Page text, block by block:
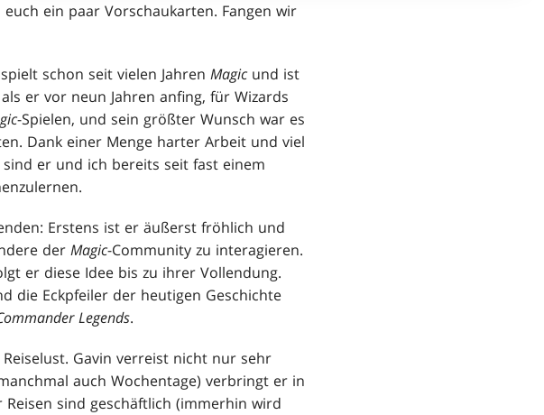
ein paar Vorschaukarten. Fangen wir
schon seit vielen Jahren Magic und ist
er vor neun Jahren anfing, für Wizards
-Spielen, und sein größter Wunsch war es
Dank einer Menge harter Arbeit und viel
er und ich bereits seit fast einem
Erstens ist er äußerst fröhlich und
der Magic-Community zu interagieren.
er diese Idee bis zu ihrer Vollendung.
die Eckpfeiler der heutigen Geschichte
Legends.
Gavin verreist nicht nur sehr
auch Wochentage) verbringt er in
sind geschäftlich (immerhin wird